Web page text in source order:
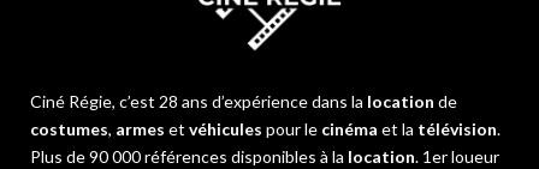
Ciné Régie, c’est 28 ans d’expérience dans la location de
costumes, armes et véhicules pour le cinéma et la télévision.
Plus de 90 000 références disponibles à la location. 1er loueur